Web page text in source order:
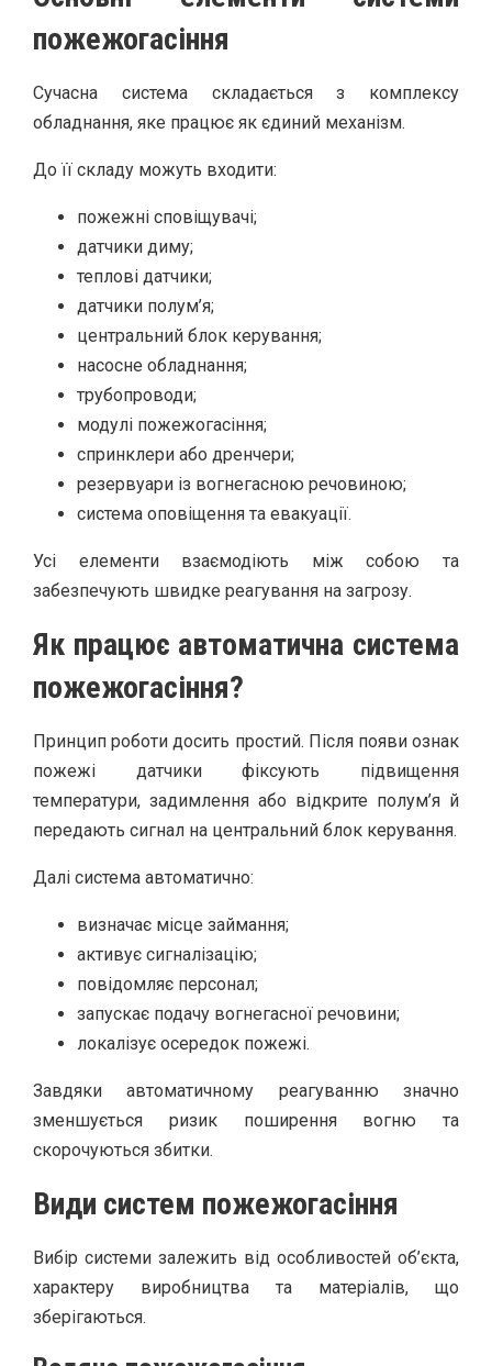
пожежогасіння
Сучасна система складається з комплексу
обладнання, яке працює як єдиний механізм.
До її складу можуть входити:
пожежні сповіщувачі;
датчики диму;
теплові датчики;
датчики полум’я;
центральний блок керування;
насосне обладнання;
трубопроводи;
модулі пожежогасіння;
спринклери або дренчери;
резервуари із вогнегасною речовиною;
система оповіщення та евакуації.
Усі елементи взаємодіють між собою та
забезпечують швидке реагування на загрозу.
Як працює автоматична система
пожежогасіння?
Принцип роботи досить простий. Після появи ознак
пожежі датчики фіксують підвищення
температури, задимлення або відкрите полум’я й
передають сигнал на центральний блок керування.
Далі система автоматично:
визначає місце займання;
активує сигналізацію;
повідомляє персонал;
запускає подачу вогнегасної речовини;
локалізує осередок пожежі.
Завдяки автоматичному реагуванню значно
зменшується ризик поширення вогню та
скорочуються збитки.
Види систем пожежогасіння
Вибір системи залежить від особливостей об’єкта,
характеру виробництва та матеріалів, що
зберігаються.